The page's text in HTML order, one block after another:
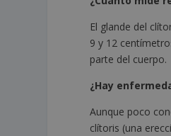
El glande del
9 y 12
parte del cuerpo.
¿Hay
Aunque poco
clítoris (una